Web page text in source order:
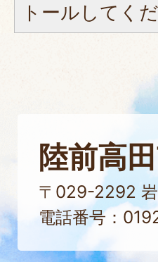
トールしてくだ
陸前高
〒029-2292 岩
電話番号：